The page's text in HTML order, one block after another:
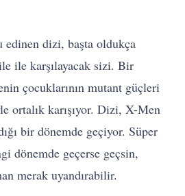
edinen dizi, başta oldukça
ile karşılayacak sizi. Bir
çocuklarının mutant güçleri
ortalık karışıyor. Dizi, X-Men
bir dönemde geçiyor. Süper
dönemde geçerse geçsin,
merak uyandırabilir.